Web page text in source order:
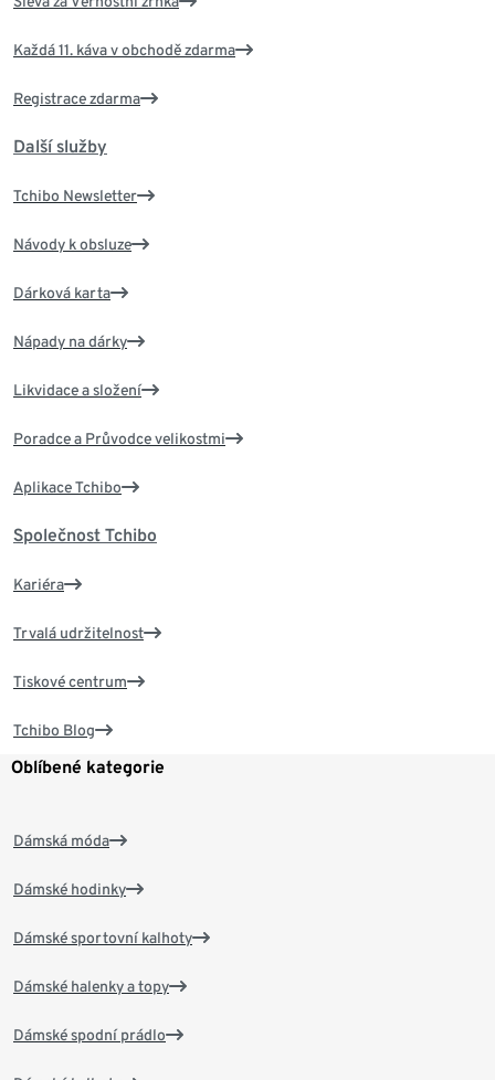
Každá 11. káva v obchodě zdarma
Registrace zdarma
Další služby
Tchibo Newsletter
Návody k obsluze
Dárková karta
Nápady na dárky
Likvidace a složení
Poradce a Průvodce velikostmi
Aplikace Tchibo
Společnost Tchibo
Kariéra
Trvalá udržitelnost
Tiskové centrum
Tchibo Blog
Oblíbené kategorie
Dámská móda
Dámské hodinky
Dámské sportovní kalhoty
Dámské halenky a topy
Dámské spodní prádlo